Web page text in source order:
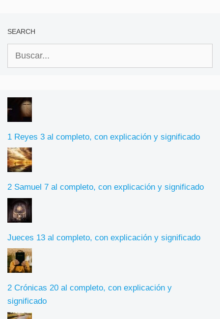
SEARCH
1 Reyes 3 al completo, con explicación y significado
2 Samuel 7 al completo, con explicación y significado
Jueces 13 al completo, con explicación y significado
2 Crónicas 20 al completo, con explicación y
significado